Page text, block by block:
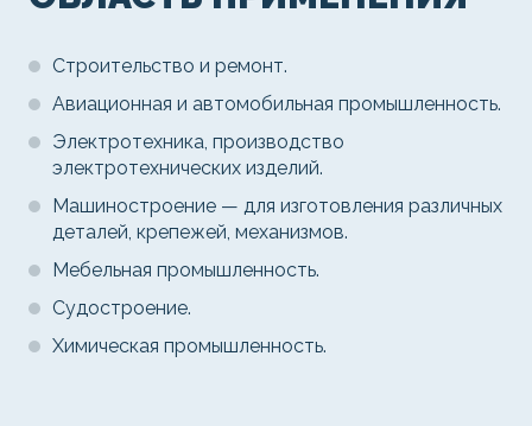
Строительство и ремонт.
Авиационная и автомобильная промышленность.
Электротехника, производство
электротехнических изделий.
Машиностроение — для изготовления различных
деталей, крепежей, механизмов.
Мебельная промышленность.
Судостроение.
Химическая промышленность.